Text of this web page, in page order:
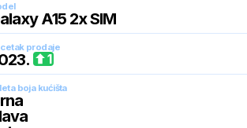
A15 2x SIM
prodaje
. 1
boja kućišta